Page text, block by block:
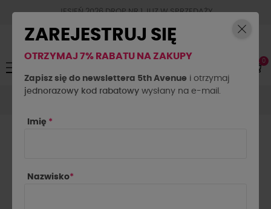
JESIEŃ 2026 DROP NR.1 JUZ W SPRZEDAŻY
Toggle
navigation
☰ 0
Marynarki Marynarki taliowane
Marynarka wigilia La
ZAREJESTRUJ SIĘ
OTRZYMAJ 7% RABATU NA ZAKUPY
Zapisz się do newslettera 5th Avenue i otrzymaj
jednorazowy kod rabatowy wysłany na e-mail.
Imię *
Nazwisko*